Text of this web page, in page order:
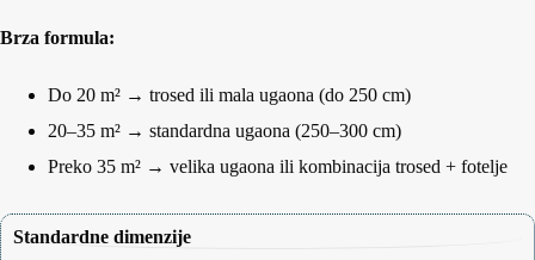
Brza formula:
Do 20 m² → trosed ili mala ugaona (do 250 cm)
20–35 m² → standardna ugaona (250–300 cm)
Preko 35 m² → velika ugaona ili kombinacija trosed + fotelje
Standardne dimenzije